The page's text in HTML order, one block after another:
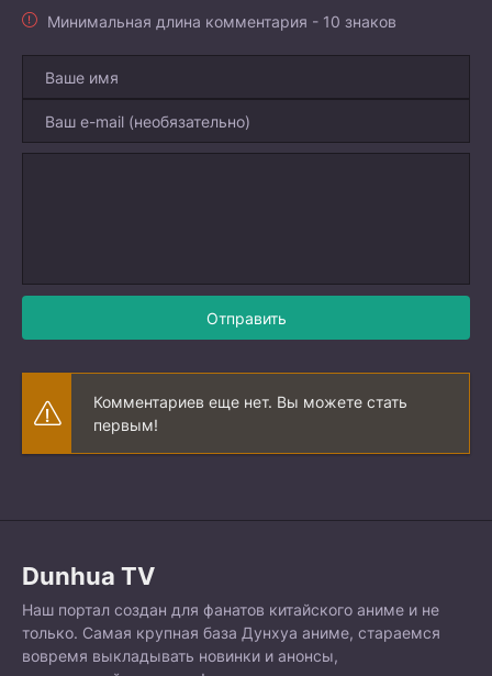
Минимальная длина комментария - 10 знаков
Отправить
Комментариев еще нет. Вы можете стать
первым!
Dunhua TV
Наш портал создан для фанатов китайского аниме и не
только. Самая крупная база Дунхуа аниме, стараемся
вовремя выкладывать новинки и анонсы,